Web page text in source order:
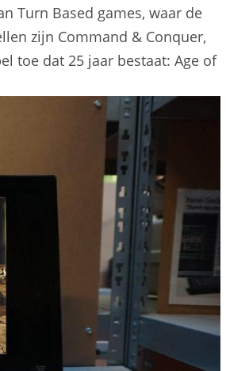
Turn Based games, waar de
zijn Command & Conquer,
toe dat 25 jaar bestaat: Age of